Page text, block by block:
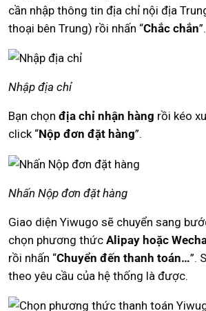
cần nhập thông tin địa chỉ nội địa
thoại bên Trung) rồi nhấn “Chắc chắn”.
Nhập địa chỉ
Bạn chọn địa chỉ nhận hàng rồi kéo
click “Nộp đơn đặt hàng”.
Nhấn Nộp đơn đặt hàng
Giao diện Yiwugo sẽ chuyển sang
chọn phương thức Alipay hoặc
rồi nhấn “Chuyển đến thanh toán…”.
theo yêu cầu của hệ thống là được.